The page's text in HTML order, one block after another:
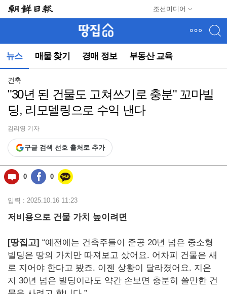
조선미디어
뉴스 매물 찾기 경매 정보 부동산 교육
뉴
(컨
동)
건축
"30년 된 건물도 고쳐쓰기로 충분" 꼬마빌
딩, 리모델링으로 수익 낸다
김리영 기자
구글 검색 선호 출처로 추가
0 0
입력 : 2025.10.16 11:23
저비용으로 건물 가치 높이려면
[땅집고] “예전에는 건축주들이 준공 20년 넘은 중소형
빌딩은 땅의 가치만 따져보고 샀어요. 어차피 건물은 새
로 지어야 한다고 봤죠. 이젠 상황이 달라졌어요. 지은
지 30년 넘은 빌딩이라도 약간 손보면 충분히 쓸만한 건